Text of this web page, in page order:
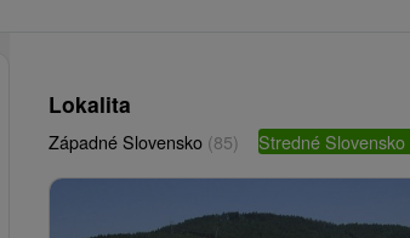
Lokalita
Západné Slovensko (85) Stredné Slovensko